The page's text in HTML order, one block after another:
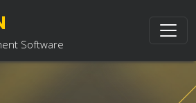
Software